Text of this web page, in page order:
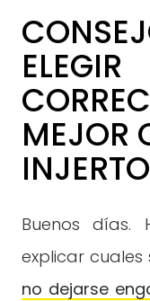
ELEGIR
MEJOR
Buenos
explicar cuales
no dejarse